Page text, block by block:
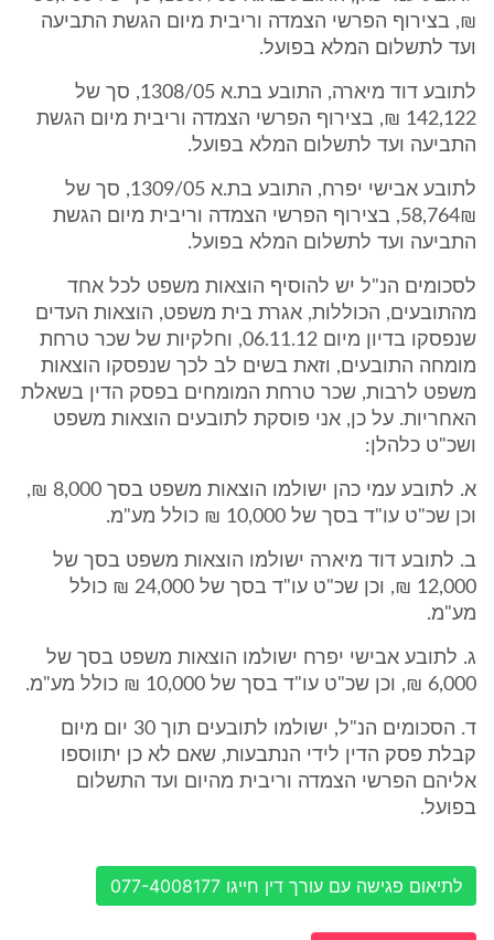
₪, בצירוף הפרשי הצמדה וריבית מיום הגשת התביעה
ועד לתשלום המלא בפועל.
לתובע דוד מיארה, התובע בת.א 1308/05, סך של
142,122 ₪, בצירוף הפרשי הצמדה וריבית מיום הגשת
התביעה ועד לתשלום המלא בפועל.
לתובע אבישי יפרח, התובע בת.א 1309/05, סך של
58,764₪, בצירוף הפרשי הצמדה וריבית מיום הגשת
התביעה ועד לתשלום המלא בפועל.
לסכומים הנ"ל יש להוסיף הוצאות משפט לכל אחד
מהתובעים, הכוללות, אגרת בית משפט, הוצאות העדים
שנפסקו בדיון מיום 06.11.12, וחלקיות של שכר טרחת
מומחה התובעים, וזאת בשים לב לכך שנפסקו הוצאות
משפט לרבות, שכר טרחת המומחים בפסק הדין בשאלת
האחריות. על כן, אני פוסקת לתובעים הוצאות משפט
ושכ"ט כלהלן:
א. לתובע עמי כהן ישולמו הוצאות משפט בסך 8,000 ₪,
וכן שכ"ט עו"ד בסך של 10,000 ₪ כולל מע"מ.
ב. לתובע דוד מיארה ישולמו הוצאות משפט בסך של
12,000 ₪, וכן שכ"ט עו"ד בסך של 24,000 ₪ כולל
מע"מ.
ג. לתובע אבישי יפרח ישולמו הוצאות משפט בסך של
6,000 ₪, וכן שכ"ט עו"ד בסך של 10,000 ₪ כולל מע"מ.
ד. הסכומים הנ"ל, ישולמו לתובעים תוך 30 יום מיום
קבלת פסק הדין לידי הנתבעות, שאם לא כן יתווספו
אליהם הפרשי הצמדה וריבית מהיום ועד התשלום
בפועל.
לתיאום פגישה עם עורך דין חייגו 077-4008177